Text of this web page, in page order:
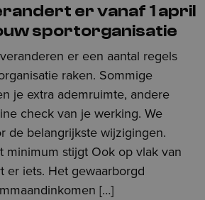
er vanaf 1 april
sportorganisatie
er een aantal regels
raken. Sommige
je extra ademruimte, andere
check van je werking. We
de belangrijkste wijzigingen.
minimum stijgt Ook op vlak van
er iets. Het gewaarborgd
[…]